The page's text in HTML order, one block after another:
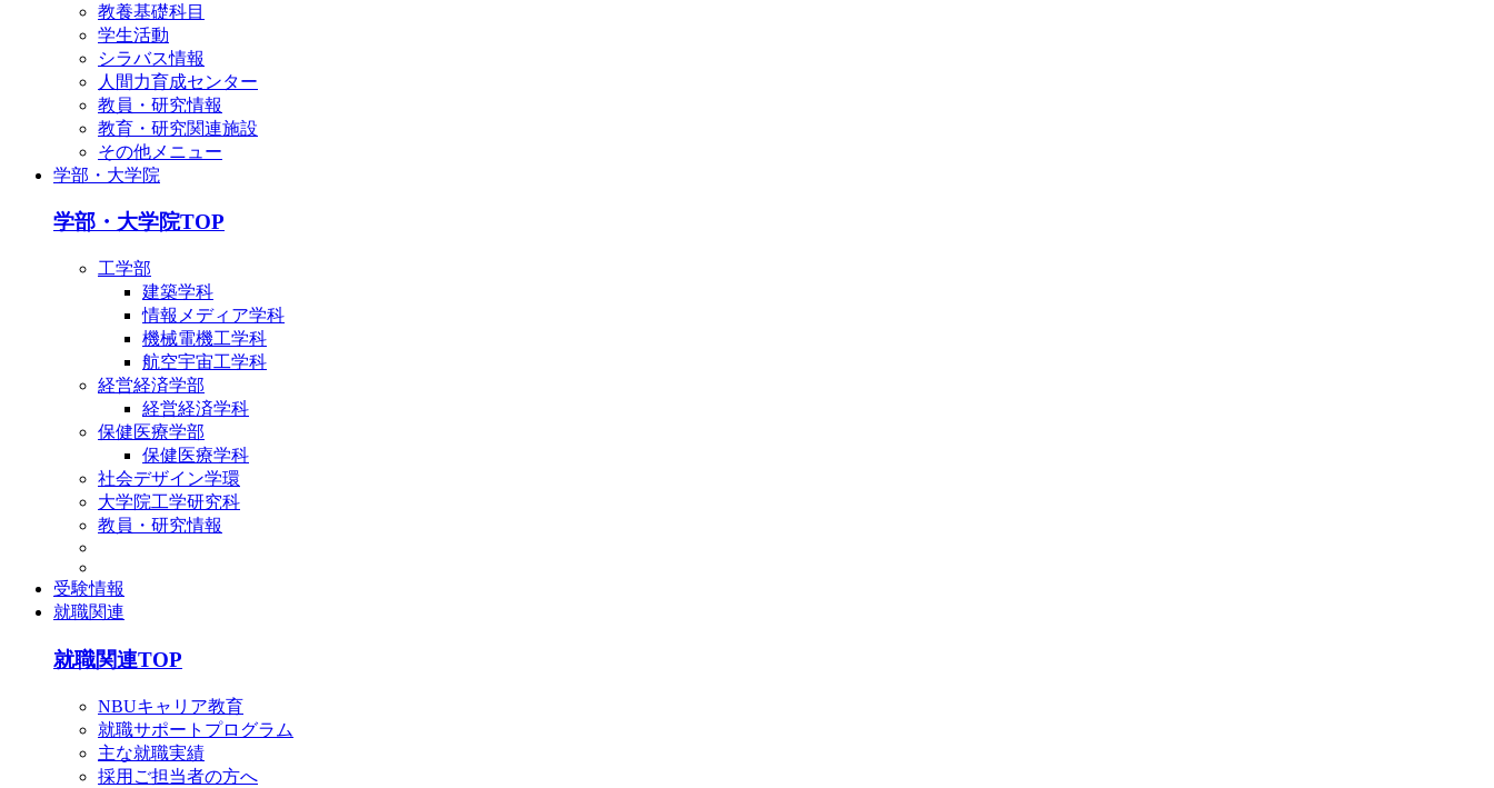
教養基礎科目
学生活動
シラバス情報
人間力育成センター
教員・研究情報
教育・研究関連施設
その他メニュー
学部・大学院
学部・大学院TOP
工学部
建築学科
情報メディア学科
機械電機工学科
航空宇宙工学科
経営経済学部
経営経済学科
保健医療学部
保健医療学科
社会デザイン学環
大学院工学研究科
教員・研究情報
受験情報
就職関連
就職関連TOP
NBUキャリア教育
就職サポートプログラム
主な就職実績
採用ご担当者の方へ